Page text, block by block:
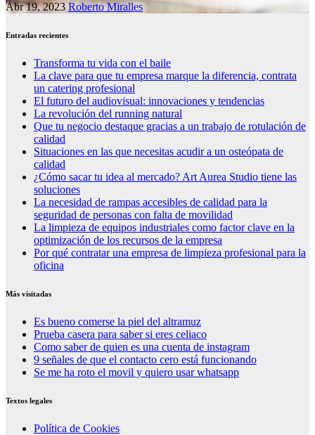
Abr 19, 2023Roberto Miralles
Entradas recientes
Transforma tu vida con el baile
La clave para que tu empresa marque la diferencia, contrata
un catering profesional
El futuro del audiovisual: innovaciones y tendencias
La revolución del running natural
Que tu negocio destaque gracias a un trabajo de rotulación de
calidad
Situaciones en las que necesitas acudir a un osteópata de
calidad
¿Cómo sacar tu idea al mercado? Art Aurea Studio tiene las
soluciones
La necesidad de rampas accesibles de calidad para la
seguridad de personas con falta de movilidad
La limpieza de equipos industriales como factor clave en la
optimización de los recursos de la empresa
Por qué contratar una empresa de limpieza profesional para la
oficina
Más visitadas
Es bueno comerse la piel del altramuz
Prueba casera para saber si eres celiaco
Como saber de quien es una cuenta de instagram
9 señales de que el contacto cero está funcionando
Se me ha roto el movil y quiero usar whatsapp
Textos legales
Política de Cookies